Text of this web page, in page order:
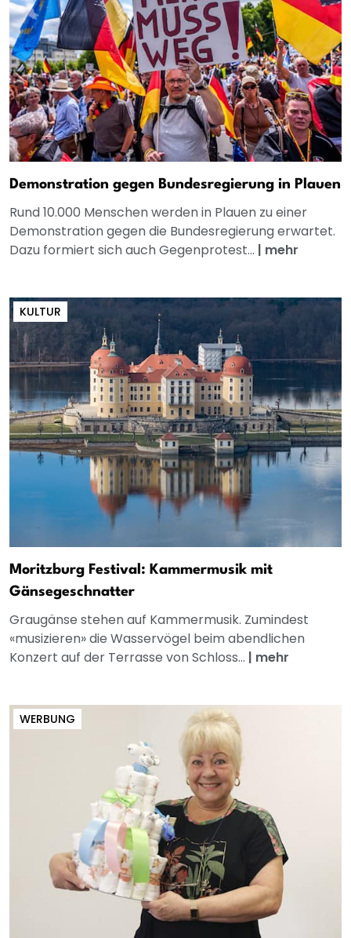
Demonstration gegen Bundesregierung in Plauen
Rund 10.000 Menschen werden in Plauen zu einer
Demonstration gegen die Bundesregierung erwartet.
Dazu formiert sich auch Gegenprotest... | mehr
KULTUR
Moritzburg Festival: Kammermusik mit
Gänsegeschnatter
Graugänse stehen auf Kammermusik. Zumindest
«musizieren» die Wasservögel beim abendlichen
Konzert auf der Terrasse von Schloss... | mehr
WERBUNG